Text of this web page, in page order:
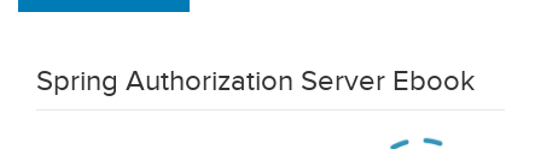
Spring Authorization Server Ebook